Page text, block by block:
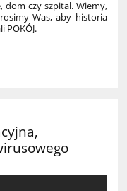
dom czy szpital. Wiemy,
Was, aby historia
POKÓJ.